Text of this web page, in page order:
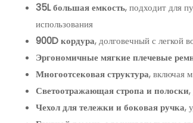
35L большая емкость, подходит для
использования
900D кордура, долговечный с легкой
Эргономичные мягкие плечевые
Многоотсековая структура, включая
Светоотражающая стропа и полоски,
Чехол для тележки и боковая ручка,